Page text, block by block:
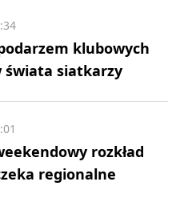
klubowych
świata siatkarzy
rozkład
regionalne